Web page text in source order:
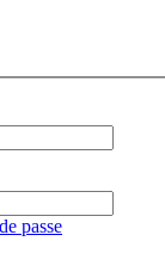
passe